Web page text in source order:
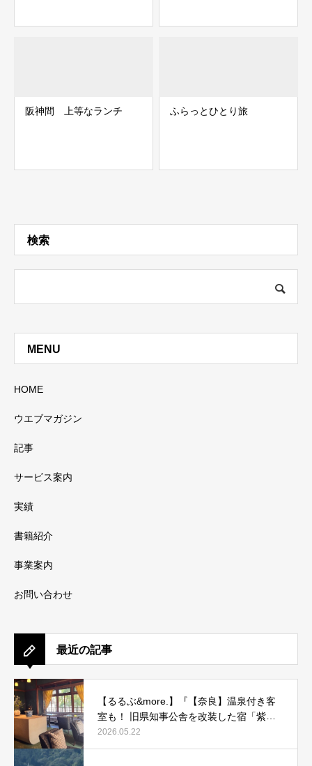
阪神間 上等なランチ ふらっとひとり旅
検索
MENU
HOME
ウエブマガジン
記事
サービス案内
実績
書籍紹介
事業案内
お問い合わせ
最近の記事
【るるぶ&more.】『【奈良】温泉付き客
室も！ 旧県知事公舎を改装した宿「紫翠
ラグジュアリーコレクションホテル 奈
良」で贅沢ステイ』
2026.05.22